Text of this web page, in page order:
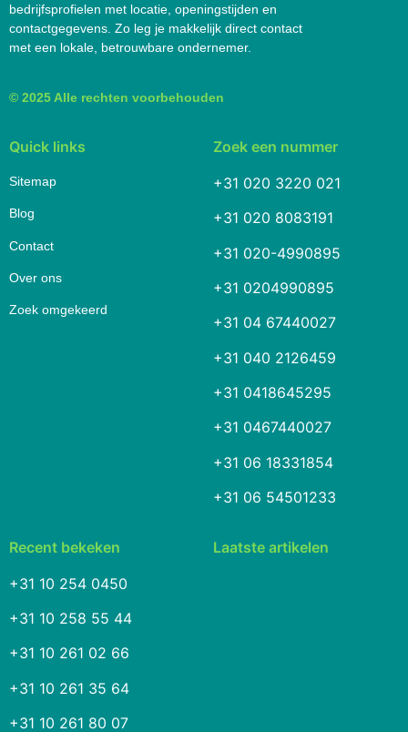
bedrijfsprofielen met locatie, openingstijden en
contactgegevens. Zo leg je makkelijk direct contact
met een lokale, betrouwbare ondernemer.
© 2025 Alle rechten voorbehouden
Quick links
Sitemap
Blog
Contact
Over ons
Zoek omgekeerd
Zoek een nummer
+31 020 3220 021
+31 020 8083191
+31 020-4990895
+31 0204990895
+31 04 67440027
+31 040 2126459
+31 0418645295
+31 0467440027
+31 06 18331854
+31 06 54501233
Recent bekeken
+31 10 254 0450
+31 10 258 55 44
+31 10 261 02 66
+31 10 261 35 64
+31 10 261 80 07
Laatste artikelen